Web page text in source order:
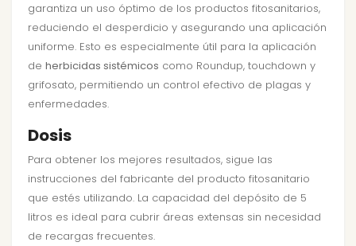
garantiza un uso óptimo de los productos fitosanitarios,
reduciendo el desperdicio y asegurando una aplicación
uniforme. Esto es especialmente útil para la aplicación
de herbicidas sistémicos como Roundup, touchdown y
grifosato, permitiendo un control efectivo de plagas y
enfermedades.
Dosis
Para obtener los mejores resultados, sigue las
instrucciones del fabricante del producto fitosanitario
que estés utilizando. La capacidad del depósito de 5
litros es ideal para cubrir áreas extensas sin necesidad
de recargas frecuentes.